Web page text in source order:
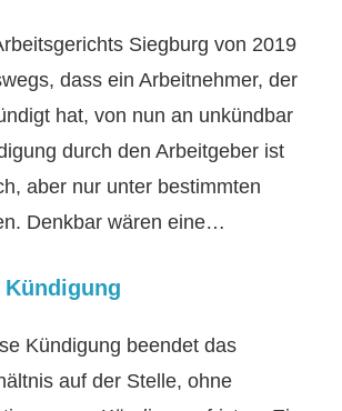
Siegburg von 2019
dass ein Arbeitnehmer, der
hat, von nun an unkündbar
durch den Arbeitgeber ist
aber nur unter bestimmten
Denkbar wären eine…
Kündigung beendet das
auf der Stelle, ohne